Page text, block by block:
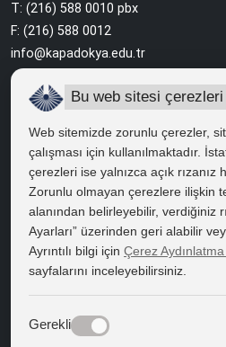
T: (216) 588 0010 pbx
F: (216) 588 0012
info@kapadokya.edu.tr
Sabiha Gökçen Yerleşkesi
HIZLI ERİŞİM
Bilgi Edinme
Bilgi Paketi
Kapadokya Eduroam
Bu web sitesi çerezleri
Web sitemizde zorunlu çerezler,
çalışması için kullanılmaktadır.
çerezleri ise yalnızca açık rızanız
Zorunlu olmayan çerezlere ilişkin
alanından belirleyebilir, verdiğiniz
Ayarları” üzerinden geri alabilir
Ayrıntılı bilgi için Çerez
sayfalarını inceleyebilirsiniz.
Gerekli